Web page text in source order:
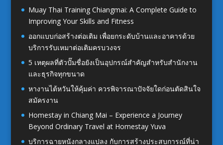
Muay Thai Training Chiangmai: A Complete Guide to
Improving Your Skills and Fitness
ออกแบบก่อสร้างต่อเติม เพื่อยกระดับบ้านและอาคารด้วย
บริการรับเหมาต่อเติมครบวงจร
5 เหตุผลที่ตัวปั๊มชื่อยังเป็นอุปกรณ์สำคัญสำหรับสำนักงาน
และธุรกิจทุกขนาด
หางานไต้หวันให้คุ้มค่า ควรพิจารณาปัจจัยใดก่อนตัดสินใจ
สมัครงาน
Homestay in Chiang Mai – Experience a Journey
Beyond Ordinary Travel at Homestay Yuva
บริการฉายหนังกลางแปลง กับการสร้างประสบการณ์ที่น่า